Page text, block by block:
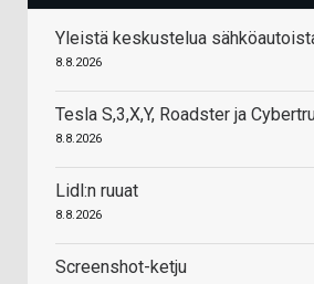
Yleistä keskustelua
8.8.2026
Tesla S,3,X,Y, Roadster ja
8.8.2026
Lidl:n ruuat
8.8.2026
Screenshot-ketju